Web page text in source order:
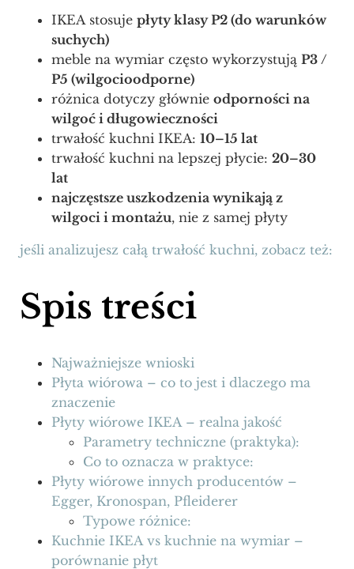
IKEA stosuje płyty klasy P2 (do warunków
suchych)
meble na wymiar często wykorzystują P3 /
P5 (wilgocioodporne)
różnica dotyczy głównie odporności na
wilgoć i długowieczności
trwałość kuchni IKEA: 10–15 lat
trwałość kuchni na lepszej płycie: 20–30
lat
najczęstsze uszkodzenia wynikają z
wilgoci i montażu, nie z samej płyty
jeśli analizujesz całą trwałość kuchni, zobacz też:
Spis treści
Najważniejsze wnioski
Płyta wiórowa – co to jest i dlaczego ma
znaczenie
Płyty wiórowe IKEA – realna jakość
Parametry techniczne (praktyka):
Co to oznacza w praktyce:
Płyty wiórowe innych producentów –
Egger, Kronospan, Pfleiderer
Typowe różnice:
Kuchnie IKEA vs kuchnie na wymiar –
porównanie płyt